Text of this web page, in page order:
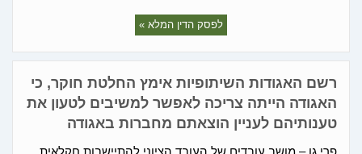
לפסק הדין המלא »
רשם האגודות השיתופיות אימץ החלטת חוקר, כי
האגודה הייתה צריכה לאפשר למשיבים לטעון את
טענותיהם לעניין הוצאתם מחברות באגודה
פרי גן – מושב עובדים של העובד הציוני להתיישבות חקלאית